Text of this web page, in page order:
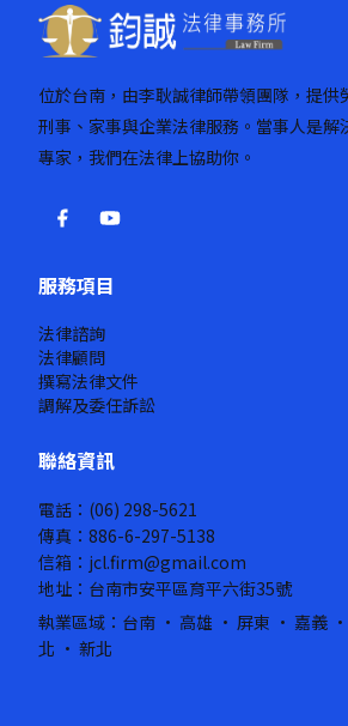
位於台南，由李耿誠律師帶領團隊，提供
刑事、家事與企業法律服務。當事人是解
專家，我們在法律上協助你。
服務項目
法律諮詢
法律顧問
撰寫法律文件
調解及委任訴訟
聯絡資訊
電話：(06) 298-5621
傳真：886-6-297-5138
信箱：jcl.firm@gmail.com
地址：台南市安平區育平六街35號
執業區域：台南 · 高雄 · 屏東 · 嘉義
北 · 新北